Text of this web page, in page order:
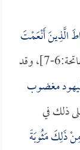
الَّذِينَ أَنْعَمْتَ
[الفاتحة:6-7]، وقد
مغضوب
ذلك في
ذَلِكَ مَثُوبَةً